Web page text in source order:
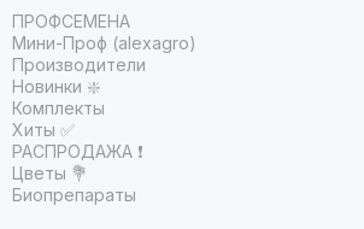
ПРОФСЕМЕНА
Мини-Проф (alexagro)
Производители
Новинки ❇️
Комплекты
Хиты ✅
РАСПРОДАЖА ❗️
Цветы 💐
Биопрепараты